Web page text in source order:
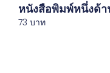
หนังสือพิมพ์หนึ่งด้
73บาท